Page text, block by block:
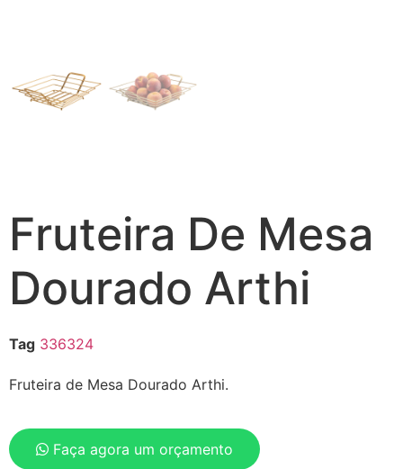
Fruteira De Mesa
Dourado Arthi
Tag 336324
Fruteira de Mesa Dourado Arthi.
Faça agora um orçamento